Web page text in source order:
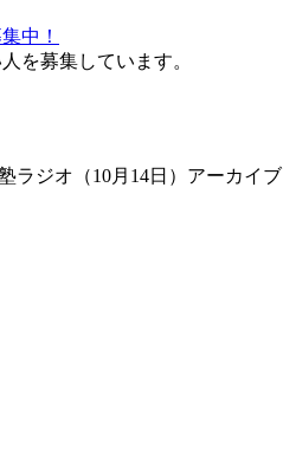
中！
を募集しています。
ラジオ（10月14日）アーカイブ